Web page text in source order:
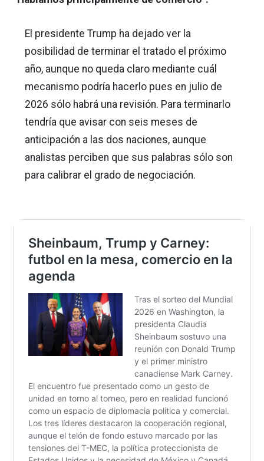
El presidente Trump ha dejado ver la
posibilidad de terminar el tratado el próximo
año, aunque no queda claro mediante cuál
mecanismo podría hacerlo pues en julio de
2026 sólo habrá una revisión. Para terminarlo
tendría que avisar con seis meses de
anticipación a las dos naciones, aunque
analistas perciben que sus palabras sólo son
para calibrar el grado de negociación.